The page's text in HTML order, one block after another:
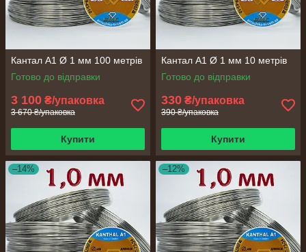
Кантал А1 Ø 1 мм 100 метрів
Готово до відправки
3 100 ₴/упаковка
3 670 ₴/упаковка
Купити
Кантал А1 Ø 1 мм 10 метрів
Готово до відправки
330 ₴/упаковка
390 ₴/упаковка
Купити
–14% –12%